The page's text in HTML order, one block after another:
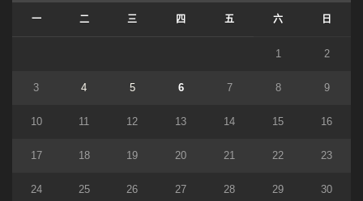
一 二 三 四 五 六 日
1 2
3 4 5 6 7 8 9
10 11 12 13 14 15 16
17 18 19 20 21 22 23
24 25 26 27 28 29 30